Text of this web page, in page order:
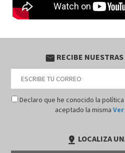
email RECIBE
Declaro que he conocido la
aceptado la misma
pin_drop LOCALIZA